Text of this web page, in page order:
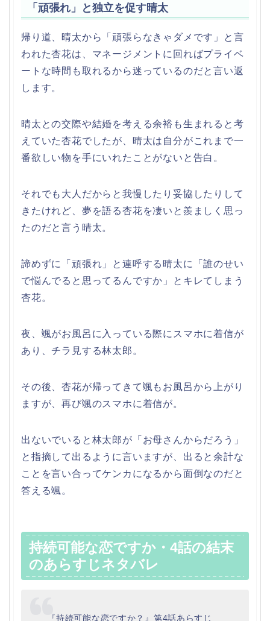
「頑張れ」と独立を促す晴太
帰り道、晴太から「頑張らなきゃダメです」と言
われた杏花は、マネージメントに回ればプライベ
ートな時間も取れるから迷っているのだと言い返
します。
晴太との交際や結婚を考える余裕も生まれると考
えていた杏花でしたが、晴太は自分がこれまで一
番欲しい物を手にいれたことがないと告白。
それでも大人だからと我慢したり妥協したりして
きたけれど、夢を語る杏花を凄いと羨ましく思っ
たのだと言う晴太。
諦めずに「頑張れ」と連呼する晴太に「誰のせい
で悩んでると思ってるんですか」とキレてしまう
杏花。
夜、颯がお風呂に入っている際にスマホに着信が
あり、チラ見する林太郎。
その後、杏花が帰ってきて颯もお風呂から上がり
ますが、再び颯のスマホに着信が。
出ないでいると林太郎が「お母さんからだろう」
と指摘して出るように言いますが、出ると余計な
ことを言い合ってケンカになるから面倒なのだと
答える颯。
持続可能な恋ですか・4話の結末
のあらすじネタバレ
『持続可能な恋ですか？』第4話あらすじ